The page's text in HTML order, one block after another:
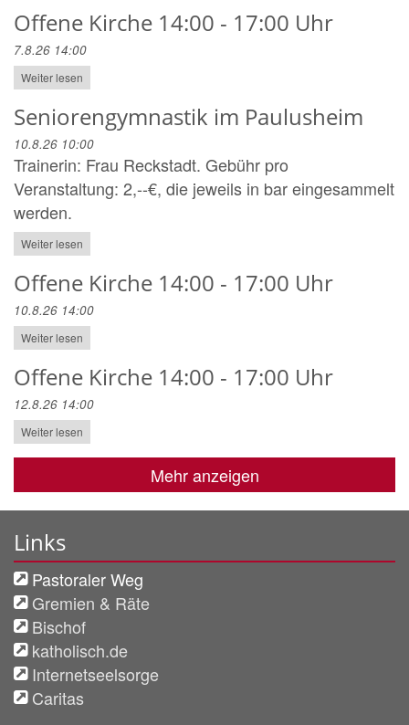
Offene Kirche 14:00 - 17:00 Uhr
7.8.26 14:00
Weiter lesen
Seniorengymnastik im Paulusheim
10.8.26 10:00
Trainerin: Frau Reckstadt. Gebühr pro
Veranstaltung: 2,--€, die jeweils in bar eingesammelt
werden.
Weiter lesen
Offene Kirche 14:00 - 17:00 Uhr
10.8.26 14:00
Weiter lesen
Offene Kirche 14:00 - 17:00 Uhr
12.8.26 14:00
Weiter lesen
Mehr anzeigen
Links
Pastoraler Weg
Gremien & Räte
Bischof
katholisch.de
Internetseelsorge
Caritas